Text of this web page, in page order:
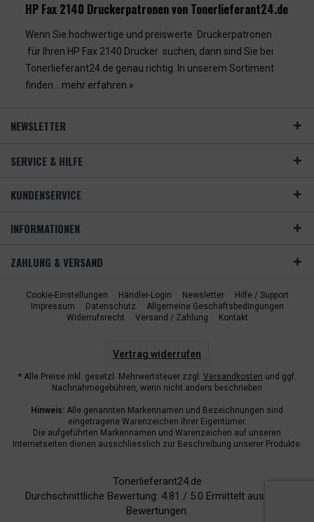
HP Fax 2140 Druckerpatronen von Tonerlieferant24.de
Wenn Sie hochwertige und preiswerte Druckerpatronen
für Ihren HP Fax 2140 Drucker suchen, dann sind Sie bei
Tonerlieferant24.de genau richtig. In unserem Sortiment
finden... mehr erfahren »
NEWSLETTER
SERVICE & HILFE
KUNDENSERVICE
INFORMATIONEN
ZAHLUNG & VERSAND
Cookie-Einstellungen Händler-Login Newsletter
Hilfe / Support
Impressum
Datenschutz
Allgemeine Geschäftsbedingungen
Widerrufsrecht
Versand / Zahlung Kontakt
Vertrag widerrufen
* Alle Preise inkl. gesetzl. Mehrwertsteuer zzgl. Versandkosten und ggf.
Nachnahmegebühren, wenn nicht anders beschrieben
Hinweis: Alle genannten Markennamen und Bezeichnungen sind
eingetragene Warenzeichen ihrer Eigentümer.
Die aufgeführten Markennamen und Warenzeichen auf unseren
Internetseiten dienen ausschliesslich zur Beschreibung unserer Produkte.
Tonerlieferant24.de
Durchschnittliche Bewertung: 4.81 / 5.0 Ermittelt aus
Bewertungen.